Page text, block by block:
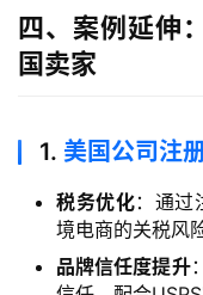
行
开
户
登录
四、案例延伸：
国卖家
1. 美国公司注
税务优化：通
境电商的关税风
品牌信任度提升